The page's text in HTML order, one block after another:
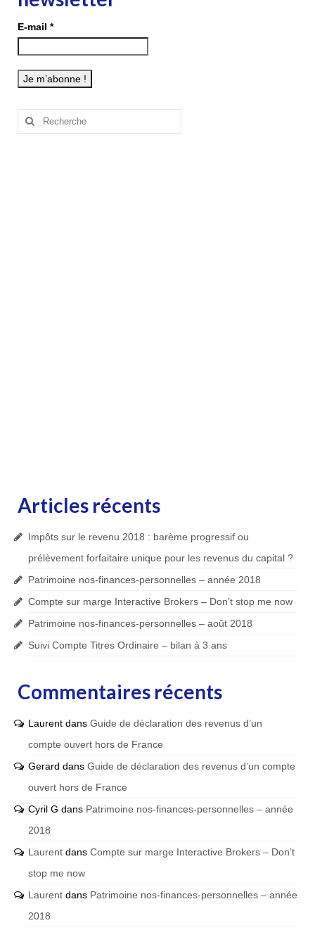
E-mail *
Rechercher
Articles récents
Impôts sur le revenu 2018 : barème progressif ou
prélèvement forfaitaire unique pour les revenus du capital ?
Patrimoine nos-finances-personnelles – année 2018
Compte sur marge Interactive Brokers – Don’t stop me now
Patrimoine nos-finances-personnelles – août 2018
Suivi Compte Titres Ordinaire – bilan à 3 ans
Commentaires récents
Laurent dans Guide de déclaration des revenus d’un
compte ouvert hors de France
Gerard dans Guide de déclaration des revenus d’un compte
ouvert hors de France
Cyril G dans Patrimoine nos-finances-personnelles – année
2018
Laurent dans Compte sur marge Interactive Brokers – Don’t
stop me now
Laurent dans Patrimoine nos-finances-personnelles – année
2018